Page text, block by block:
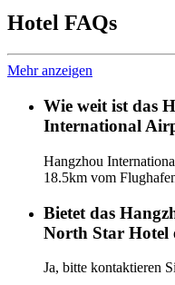
Hotel FAQs
Mehr anzeigen
Wie weit ist das
International
Hangzhou
18.5km vom
Bietet das
North Star Hotel
Ja, bitte kontaktieren